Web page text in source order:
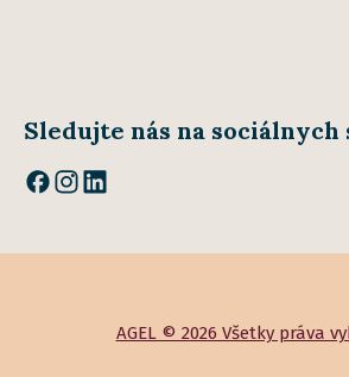
Sledujte nás na sociálnych
AGEL © 2026 Všetky práva